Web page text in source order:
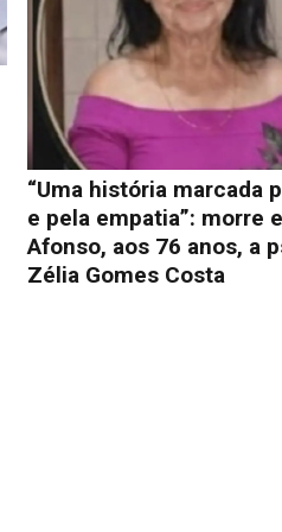
“Uma história marcada
e pela empatia”: morre
Afonso, aos 76 anos, a
Zélia Gomes Costa